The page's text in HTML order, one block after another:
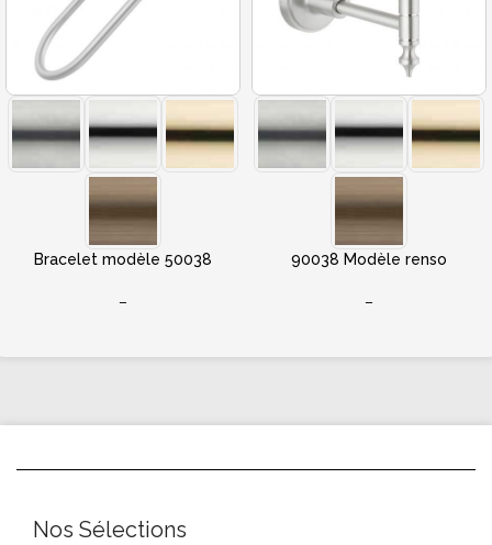
Bracelet modèle 50038
–
90038 Modèle renso
–
Nos Sélections